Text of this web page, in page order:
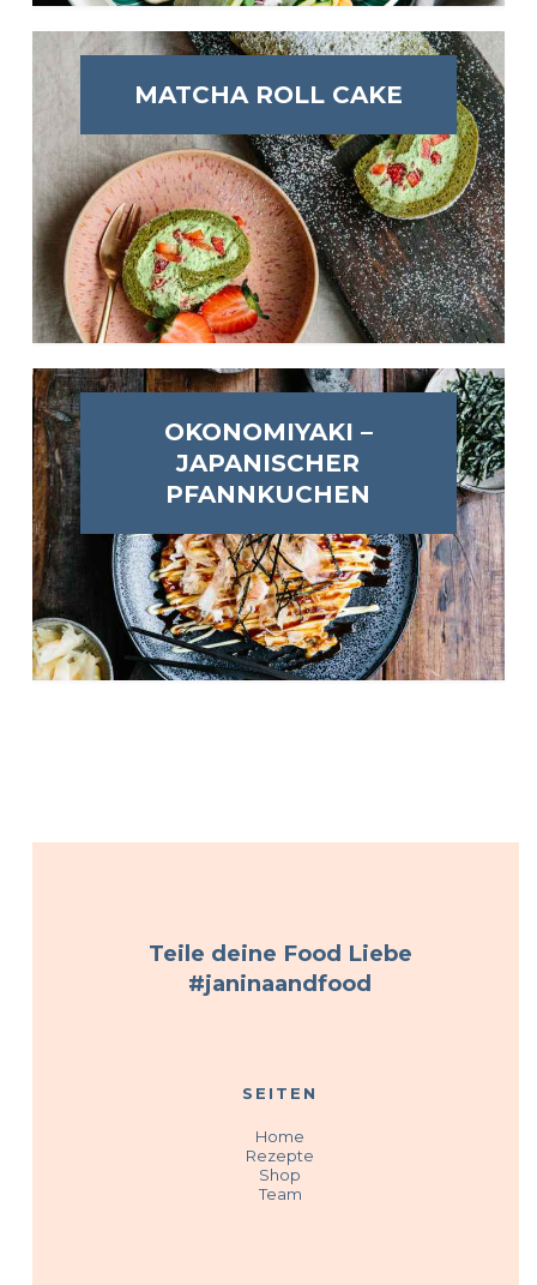
MATCHA ROLL CAKE
OKONOMIYAKI –
JAPANISCHER
PFANNKUCHEN
Teile deine Food Liebe
#janinaandfood
SEITEN
Home
Rezepte
Shop
Team